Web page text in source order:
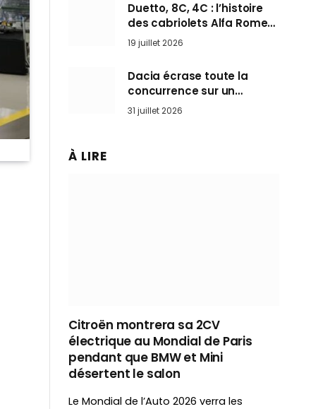
Duetto, 8C, 4C : l’histoire
des cabriolets Alfa Romeo,
ces Spider qui ont défini
l’art de rouler cheveux au
vent
19 juillet 2026
Dacia écrase toute la
concurrence sur un
marché où personne ne
l’attendait
31 juillet 2026
À LIRE
Citroën montrera sa 2CV
électrique au Mondial de Paris
pendant que BMW et Mini
désertent le salon
Le Mondial de l’Auto 2026 verra les